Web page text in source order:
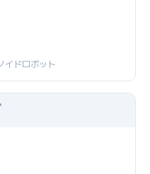
イドロボット